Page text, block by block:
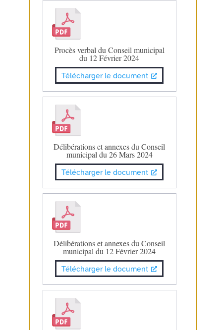
Procès verbal du Conseil municipal
du 12 Février 2024
Télécharger le document
Délibérations et annexes du Conseil
municipal du 26 Mars 2024
Télécharger le document
Délibérations et annexes du Conseil
municipal du 12 Février 2024
Télécharger le document